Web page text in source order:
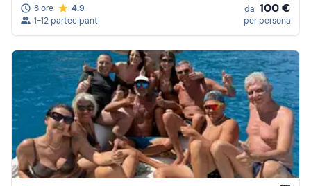
8 ore
4.9
1-12 partecipanti
da 100 €
per persona